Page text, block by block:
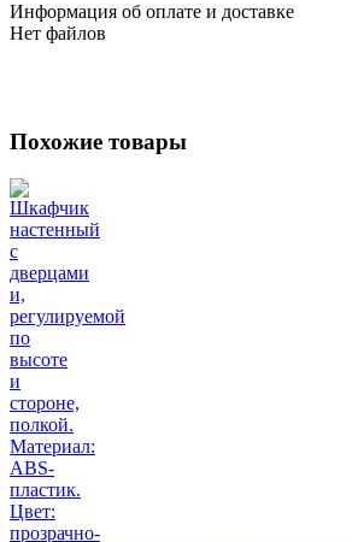
Информация об оплате и доставке
Нет файлов
Похожие товары